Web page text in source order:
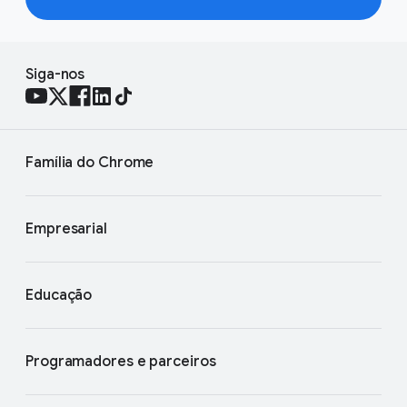
Siga-nos
Família do Chrome
Empresarial
Educação
Programadores e parceiros